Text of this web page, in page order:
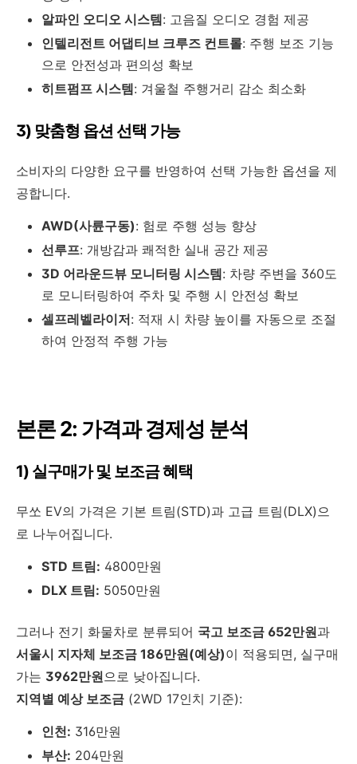
알파인 오디오 시스템: 고음질 오디오 경험 제공
인텔리전트 어댑티브 크루즈 컨트롤: 주행 보조 기능
으로 안전성과 편의성 확보
히트펌프 시스템: 겨울철 주행거리 감소 최소화
3) 맞춤형 옵션 선택 가능
소비자의 다양한 요구를 반영하여 선택 가능한 옵션을 제
공합니다.
AWD(사륜구동): 험로 주행 성능 향상
선루프: 개방감과 쾌적한 실내 공간 제공
3D 어라운드뷰 모니터링 시스템: 차량 주변을 360도
로 모니터링하여 주차 및 주행 시 안전성 확보
셀프레벨라이저: 적재 시 차량 높이를 자동으로 조절
하여 안정적 주행 가능
본론 2: 가격과 경제성 분석
1) 실구매가 및 보조금 혜택
무쏘 EV의 가격은 기본 트림(STD)과 고급 트림(DLX)으
로 나누어집니다.
STD 트림: 4800만원
DLX 트림: 5050만원
그러나 전기 화물차로 분류되어 국고 보조금 652만원과
서울시 지자체 보조금 186만원(예상)이 적용되면, 실구매
가는 3962만원으로 낮아집니다.
지역별 예상 보조금 (2WD 17인치 기준):
인천: 316만원
부산: 204만원